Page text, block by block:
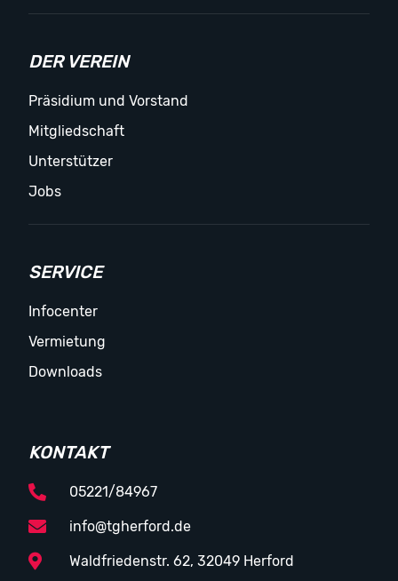
DER VEREIN
Präsidium und Vorstand
Mitgliedschaft
Unterstützer
Jobs
SERVICE
Infocenter
Vermietung
Downloads
KONTAKT
05221/84967
info@tgherford.de
Waldfriedenstr. 62, 32049 Herford